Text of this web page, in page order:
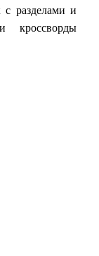
разделами и
кроссворды